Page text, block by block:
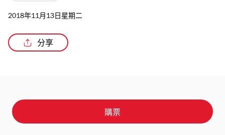
2018年11月13日星期二
分享
購票